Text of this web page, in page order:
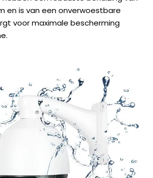
en is van een onverwoestbare
voor maximale bescherming